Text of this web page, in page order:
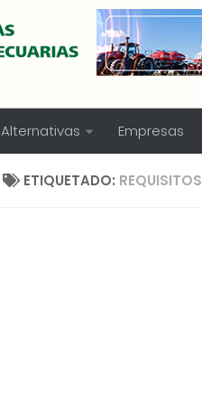
Alternativas Empresas
ETIQUETADO: REQUISITOS